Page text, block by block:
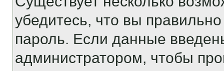
убедитесь, что вы
пароль. Если данные
администратором, чтобы